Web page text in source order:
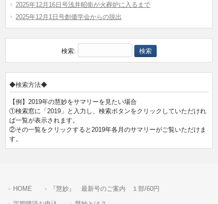
2025年12月16日号浅井昭衛が火葬炉に入るまで
2025年12月1日号創価学会からの脱出
検索:
◆検索方法◆
【例】2019年の慧妙をサマリーを見たい場合
①検索窓に「2019」と入力し、検索ボタンをクリックしていただけれ
ば一覧が表示されます。
②その一覧をクリックすると2019年各月のサマリーがご覧いただけま
す。
HOME 『慧妙』 最新号のご案内 １部/60円